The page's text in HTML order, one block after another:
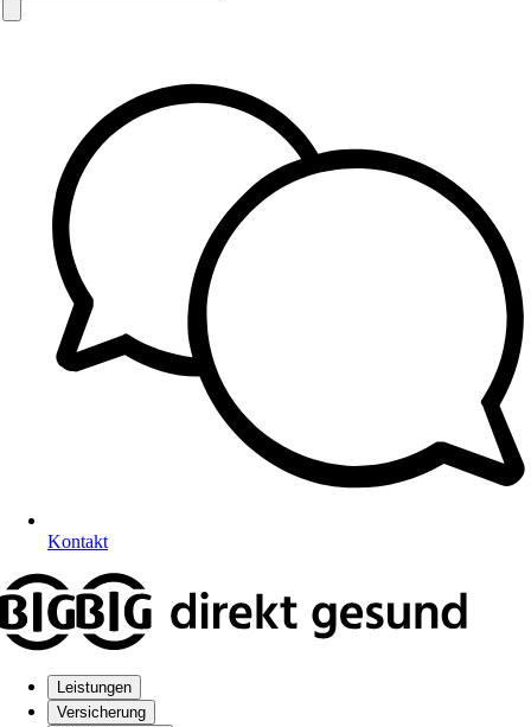
Kontakt
Leistungen
Versicherung